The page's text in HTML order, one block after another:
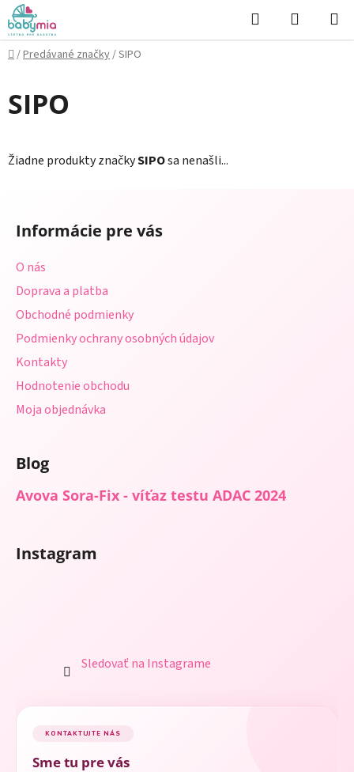
Prejsť
na
obsah
Hľadať
KOŠÍK
Domov
/Predávané značky/SIPO
SIPO
Žiadne produkty značkySIPOsa nenašli...
Informácie pre vás
O nás
Doprava a platba
Obchodné podmienky
Podmienky ochrany osobných údajov
Kontakty
Hodnotenie obchodu
Moja objednávka
Blog
Avova Sora-Fix - víťaz testu ADAC 2024
Instagram
Sledovať na Instagrame
KONTAKTUJTE NÁS
Sme tu pre vás